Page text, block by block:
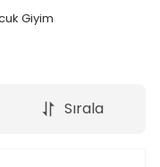
Giyim
Sırala